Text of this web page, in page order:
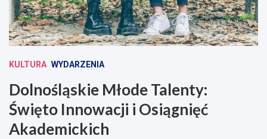
KULTURA WYDARZENIA
Dolnośląskie Młode Talenty:
Święto Innowacji i Osiągnięć
Akademickich